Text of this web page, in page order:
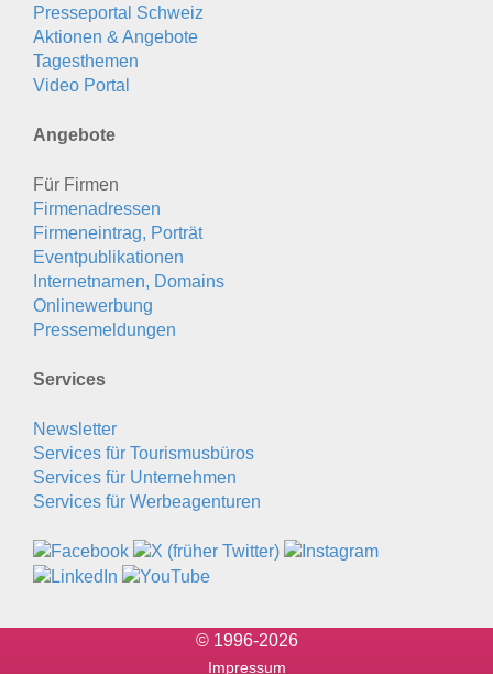
Presseportal Schweiz
Aktionen & Angebote
Tagesthemen
Video Portal
Angebote
Für Firmen
Firmenadressen
Firmeneintrag, Porträt
Eventpublikationen
Internetnamen, Domains
Onlinewerbung
Pressemeldungen
Services
Newsletter
Services für Tourismusbüros
Services für Unternehmen
Services für Werbeagenturen
© 1996-2026
Impressum